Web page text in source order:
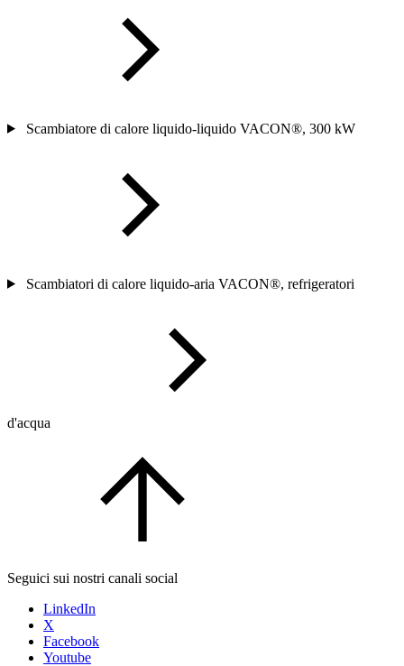
Scambiatore di calore liquido-liquido VACON®, 300 kW
Scambiatori di calore liquido-aria VACON®, refrigeratori
d'acqua
Seguici sui nostri canali social
LinkedIn
X
Facebook
Youtube